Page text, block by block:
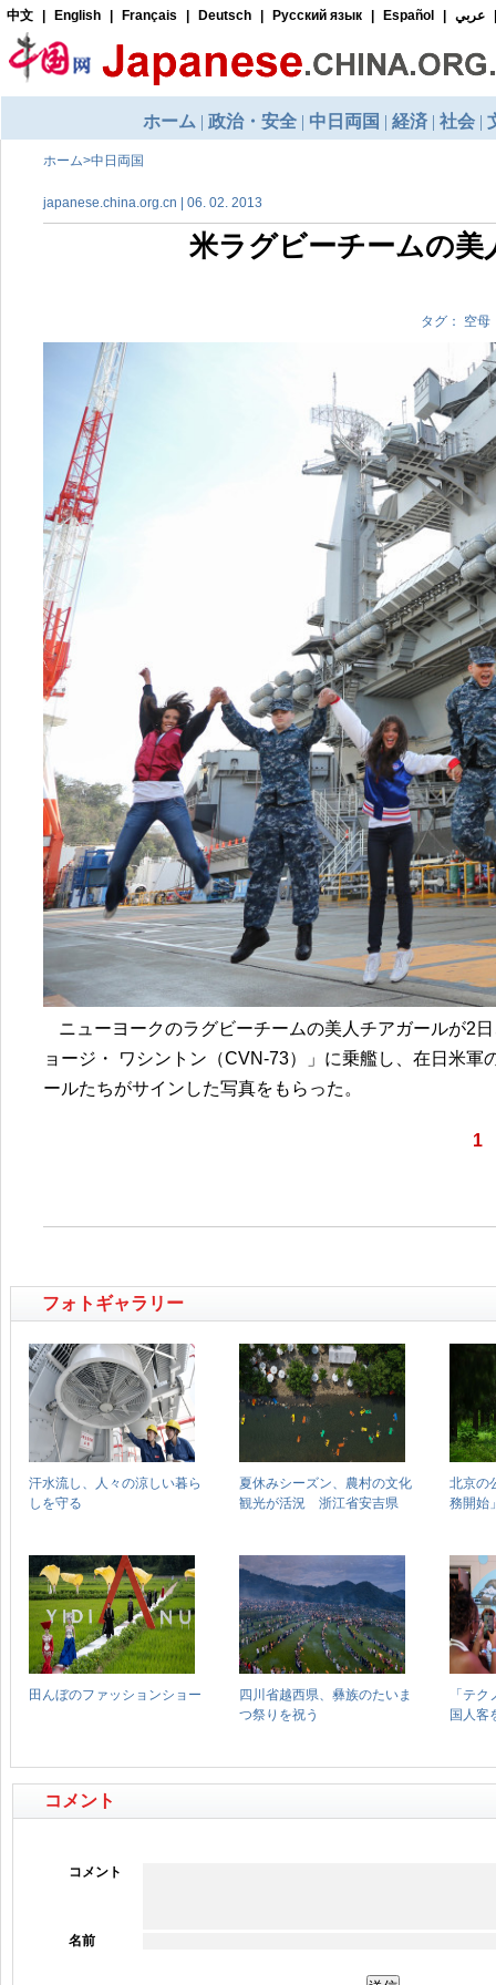
ホーム>中日両国
japanese.china.org.cn | 06. 02. 2013
米ラグビーチームの美
タグ： 空
ニューヨークのラグビーチームの美人チアガールが2
ョージ・ ワシントン（CVN-73）」に乗艦し、在日米
ールたちがサインした写真をもらった。
1
コメント
コメント
名前